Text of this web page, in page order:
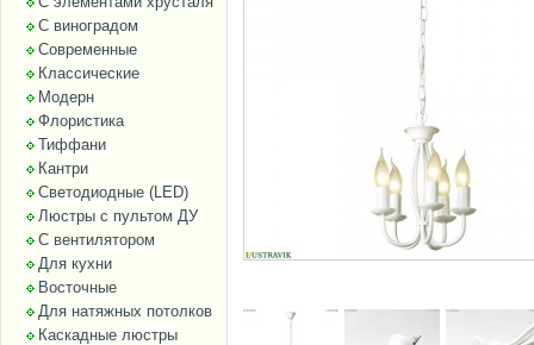
С виноградом
Современные
Классические
Модерн
Флористика
Тиффани
Кантри
Светодиодные (LED)
Люстры с пультом ДУ
С вентилятором
Для кухни
Восточные
Для натяжных потолков
Каскадные люстры